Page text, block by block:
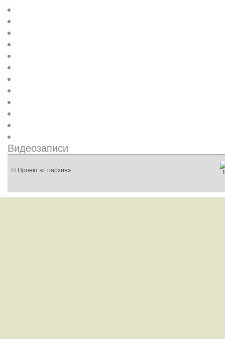
Видеозаписи
© Проект «Епархия»